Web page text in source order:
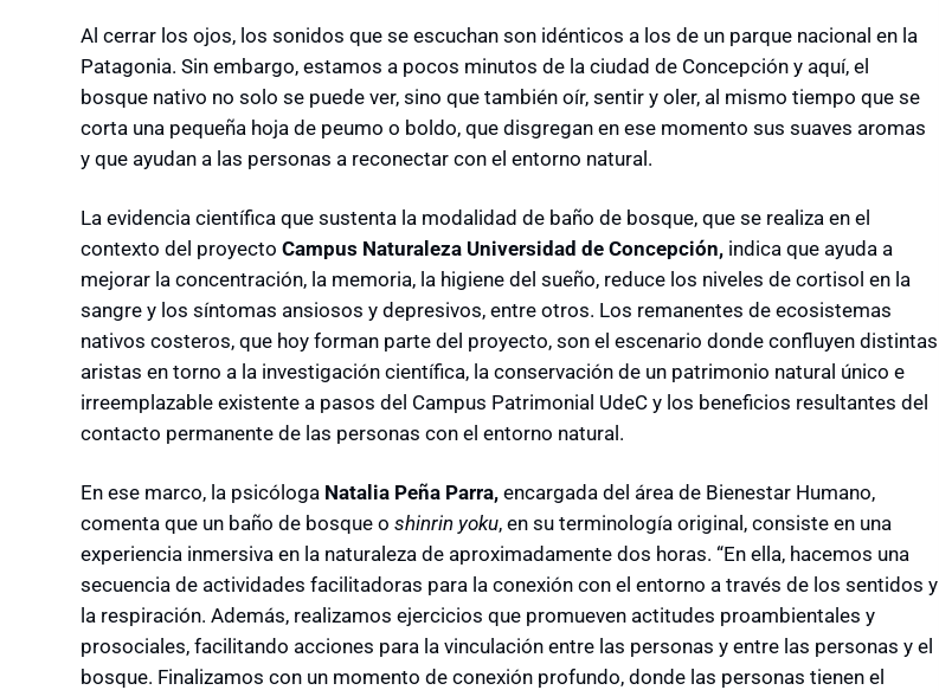
Al cerrar los ojos, los sonidos que se escuchan son idénticos a los de un parque nacional en la
Patagonia. Sin embargo, estamos a pocos minutos de la ciudad de Concepción y aquí, el
bosque nativo no solo se puede ver, sino que también oír, sentir y oler, al mismo tiempo que se
corta una pequeña hoja de peumo o boldo, que disgregan en ese momento sus suaves aromas
y que ayudan a las personas a reconectar con el entorno natural.
La evidencia científica que sustenta la modalidad de baño de bosque, que se realiza en el
contexto del proyecto Campus Naturaleza Universidad de Concepción, indica que ayuda a
mejorar la concentración, la memoria, la higiene del sueño, reduce los niveles de cortisol en la
sangre y los síntomas ansiosos y depresivos, entre otros. Los remanentes de ecosistemas
nativos costeros, que hoy forman parte del proyecto, son el escenario donde confluyen distintas
aristas en torno a la investigación científica, la conservación de un patrimonio natural único e
irreemplazable existente a pasos del Campus Patrimonial UdeC y los beneficios resultantes del
contacto permanente de las personas con el entorno natural.
En ese marco, la psicóloga Natalia Peña Parra, encargada del área de Bienestar Humano,
comenta que un baño de bosque o shinrin yoku, en su terminología original, consiste en una
experiencia inmersiva en la naturaleza de aproximadamente dos horas. “En ella, hacemos una
secuencia de actividades facilitadoras para la conexión con el entorno a través de los sentidos y
la respiración. Además, realizamos ejercicios que promueven actitudes proambientales y
prosociales, facilitando acciones para la vinculación entre las personas y entre las personas y el
bosque. Finalizamos con un momento de conexión profundo, donde las personas tienen el